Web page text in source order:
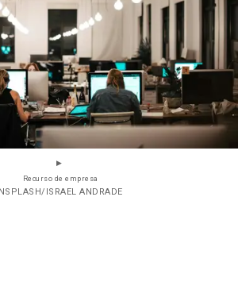
Recurso de empresa
ISRAEL ANDRADE